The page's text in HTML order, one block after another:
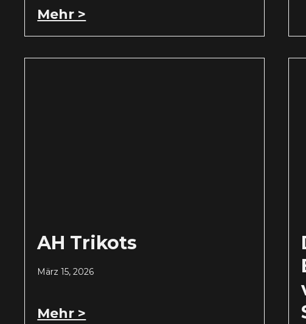
Mehr >
AH Trikots
März 15, 2026
Mehr >